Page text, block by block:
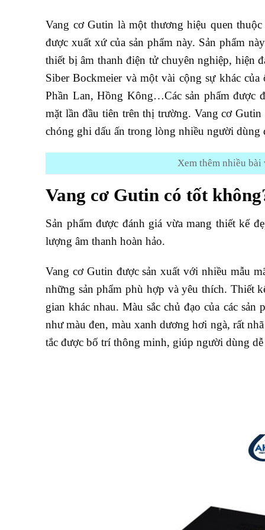
Vang cơ Gutin là một thương hiệu quen
được xuất xứ của sản phẩm này. Sản phẩm
thiết bị âm thanh điện tử chuyên nghiệp, hiện
Siber Bockmeier và một vài cộng sự khác
Phần Lan, Hồng Kông…Các sản phẩm được
mặt lần đầu tiên trên thị trường. Vang cơ
chóng ghi dấu ấn trong lòng nhiều người
Xem thêm nhiều
Vang cơ Gutin có tốt
Sản phẩm được đánh giá vừa mang thiết kế
lượng âm thanh hoàn hảo.
Vang cơ Gutin được sản xuất với nhiều mẫu
những sản phẩm phù hợp và yêu thích. Thiết
gian khác nhau. Màu sắc chủ đạo của các
như màu đen, màu xanh dương hơi ngà, rất
tắc được bố trí thông minh, giúp người dùng